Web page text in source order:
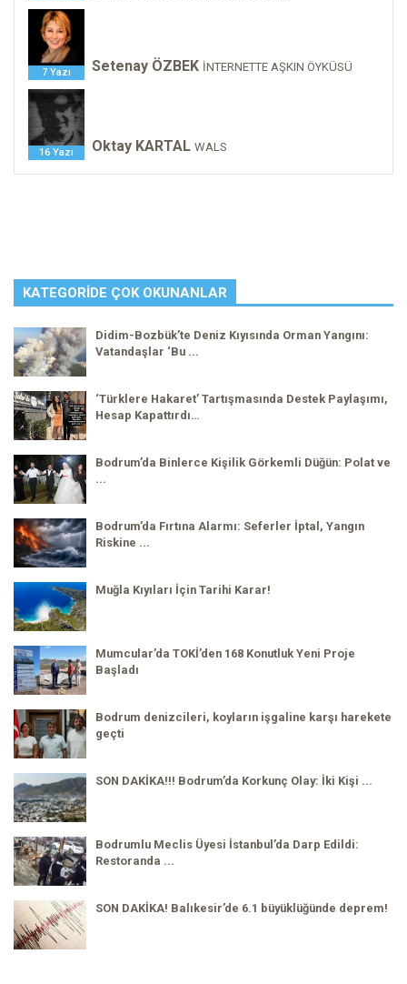
7 Yazı Setenay ÖZBEK İNTERNETTE AŞKIN ÖYKÜSÜ
16 Yazı Oktay KARTAL WALS
KATEGORIDE ÇOK OKUNANLAR
Didim-Bozbük’te Deniz Kıyısında Orman Yangını:
Vatandaşlar ‘Bu ...
‘Türklere Hakaret’ Tartışmasında Destek Paylaşımı,
Hesap Kapattırdı…
Bodrum’da Binlerce Kişilik Görkemli Düğün: Polat ve
...
Bodrum’da Fırtına Alarmı: Seferler İptal, Yangın
Riskine ...
Muğla Kıyıları İçin Tarihi Karar!
Mumcular’da TOKİ’den 168 Konutluk Yeni Proje
Başladı
Bodrum denizcileri, koyların işgaline karşı harekete
geçti
SON DAKİKA!!! Bodrum’da Korkunç Olay: İki Kişi ...
Bodrumlu Meclis Üyesi İstanbul’da Darp Edildi:
Restoranda ...
SON DAKİKA! Balıkesir’de 6.1 büyüklüğünde deprem!